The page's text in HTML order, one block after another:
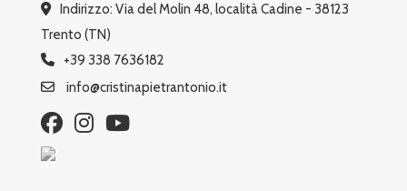
Indirizzo: Via del Molin 48, località Cadine - 38123
Trento (TN)
+39 338 7636182
info@cristinapietrantonio.it